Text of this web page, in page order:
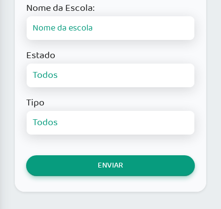
Nome da Escola:
Estado
Tipo
ENVIAR